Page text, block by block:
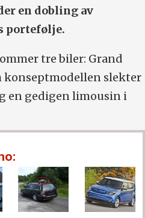
en dobling av
portefølje.
tre biler: Grand
konseptmodellen slekter
en gedigen limousin i